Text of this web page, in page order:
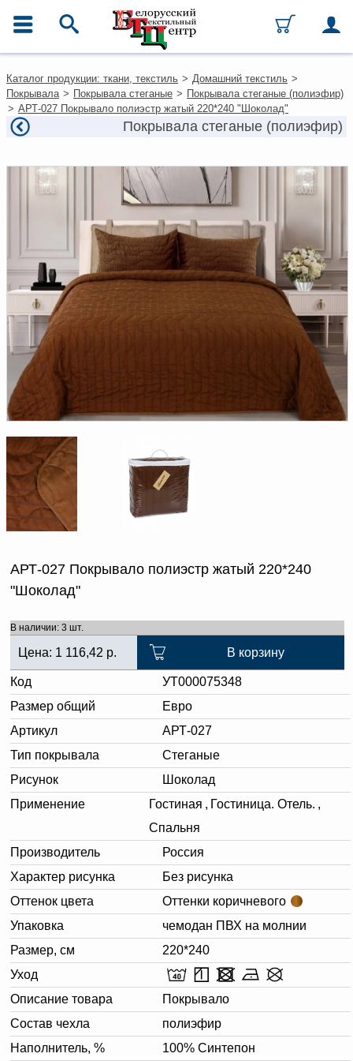
Каталог
Ткани
Домашний текстиль
Одежда
Текстиль для ресторанов и
гостиниц
Текстильная галантерея и
Условия работы
Оплата и доставка
Как оформить заказ
Вакансии
Как нас найти
Написать нам
Доверенность на
получение груза
Документы по работе с
персональными данными
Письмо руководителю
Вопросы и ответы
Новости | Статьи
Каталог продукции: ткани, текстиль > Домашний текстиль >
Покрывала > Покрывала стеганые > Покрывала стеганые (полиэфир)
> АРТ-027 Покрывало полиэстр жатый 220*240 "Шоколад"
Покрывала стеганые (полиэфир)
АРТ-027 Покрывало полиэстр жатый 220*240
"Шоколад"
В наличии: 3 шт.
Цена: 1 116,42 р. В корзину
Код
УТ000075348
Размер общий
Евро
Артикул
АРТ-027
Тип покрывала
Стеганые
Рисунок
Шоколад
Применение
Гостиная , Гостиница. Отель. ,
Спальня
Производитель
Россия
Характер рисунка
Без рисунка
Оттенок цвета
Оттенки коричневого
Упаковка
чемодан ПВХ на молнии
Размер, см
220*240
Уход
Описание товара
Покрывало
Состав чехла
полиэфир
Наполнитель, %
100% Синтепон